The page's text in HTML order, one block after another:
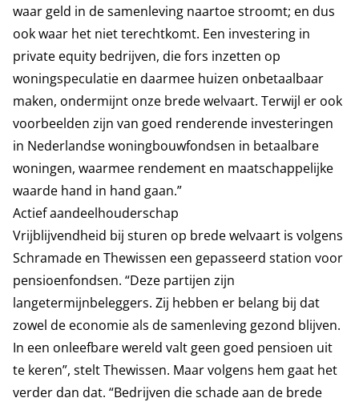
waar geld in de samenleving naartoe stroomt; en dus
ook waar het niet terechtkomt. Een investering in
private equity bedrijven, die fors inzetten op
woningspeculatie en daarmee huizen onbetaalbaar
maken, ondermijnt onze brede welvaart. Terwijl er ook
voorbeelden zijn van goed renderende investeringen
in Nederlandse woningbouwfondsen in betaalbare
woningen, waarmee rendement en maatschappelijke
waarde hand in hand gaan.”
Actief aandeelhouderschap
Vrijblijvendheid bij sturen op brede welvaart is volgens
Schramade en Thewissen een gepasseerd station voor
pensioenfondsen. “Deze partijen zijn
langetermijnbeleggers. Zij hebben er belang bij dat
zowel de economie als de samenleving gezond blijven.
In een onleefbare wereld valt geen goed pensioen uit
te keren”, stelt Thewissen. Maar volgens hem gaat het
verder dan dat. “Bedrijven die schade aan de brede